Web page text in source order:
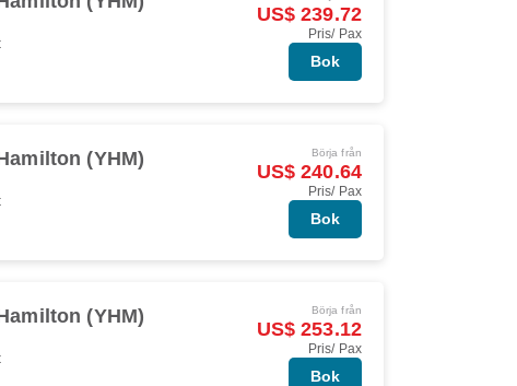
US$ 239.72
Pris/ Pax
Bok
(YHM) Börja från
US$ 240.64
Pris/ Pax
Bok
(YHM) Börja från
US$ 253.12
Pris/ Pax
Bok